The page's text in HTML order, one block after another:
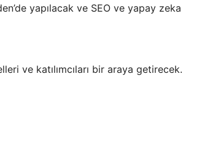
yapılacak ve SEO ve yapay zeka
ve katılımcıları bir araya getirecek.